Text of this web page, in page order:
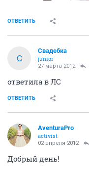
ОТВЕТИТЬ
С
Свадебка
junior
27 марта 2012
ответила в ЛС
ОТВЕТИТЬ
AventuraPro
activist
02 апреля 2012
Добрый день!